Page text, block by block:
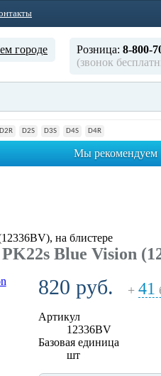
городе Розница: 8-800-
(звонок
D2R D2S D3S D4S D4R
Мы рекомендуем
на блистере
Blue Vision
820 руб. + 41
Артикул
12336BV
Базовая единица
шт